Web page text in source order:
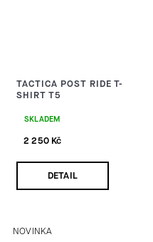
TACTICA POST RIDE T-
SHIRT T5
SKLADEM
2 250 Kč
DETAIL
NOVINKA